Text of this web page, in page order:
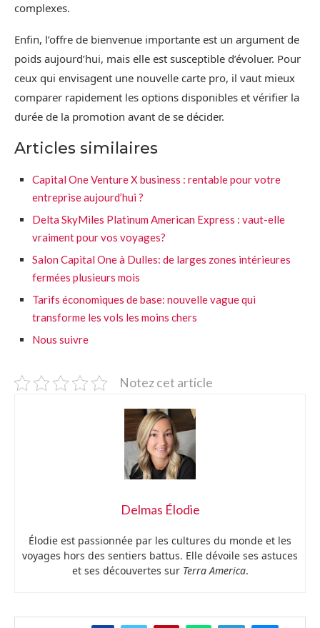
complexes.
Enfin, l’offre de bienvenue importante est un argument de
poids aujourd’hui, mais elle est susceptible d’évoluer. Pour
ceux qui envisagent une nouvelle carte pro, il vaut mieux
comparer rapidement les options disponibles et vérifier la
durée de la promotion avant de se décider.
Articles similaires
Capital One Venture X business : rentable pour votre
entreprise aujourd’hui ?
Delta SkyMiles Platinum American Express : vaut-elle
vraiment pour vos voyages?
Salon Capital One à Dulles: de larges zones intérieures
fermées plusieurs mois
Tarifs économiques de base: nouvelle vague qui
transforme les vols les moins chers
Nous suivre
Notez cet article
Delmas Élodie
Élodie est passionnée par les cultures du monde et les
voyages hors des sentiers battus. Elle dévoile ses astuces
et ses découvertes sur Terra America.